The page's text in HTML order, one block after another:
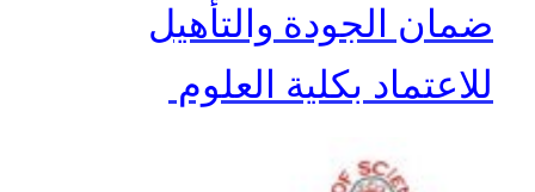
ضمان الجودة والتأهيل
للاعتماد بكلية العلوم